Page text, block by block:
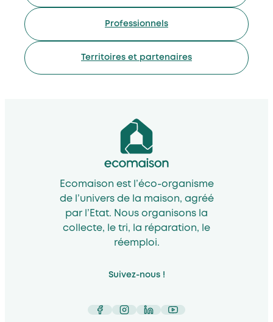
Professionnels
Territoires et partenaires
Ecomaison est l’éco-organisme
de l’univers de la maison, agréé
par l’Etat. Nous organisons la
collecte, le tri, la réparation, le
réemploi.
Suivez-nous !
Facebook
Instagram
LinkedIn
YouTube